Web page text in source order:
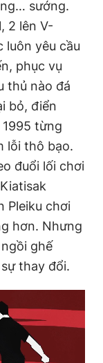
sướng.
2 lên V-
luôn yêu cầu
phục vụ
thủ nào đá
bỏ, điển
từng
lỗi thô bạo.
đuổi lối chơi
Pleiku chơi
hơn. Nhưng
ghế
thay đổi.